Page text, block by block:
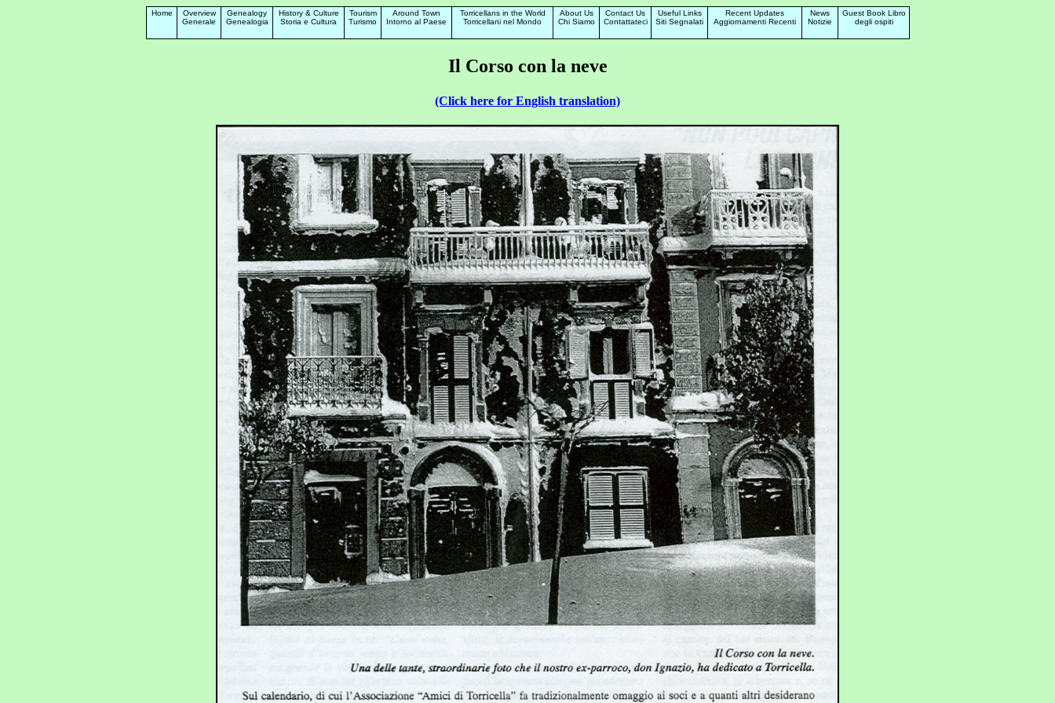
Home
Overview
Generale
Genealogy
Genealogia
History & Culture
Storia e Cultura
Tourism
Turismo
Around Town
Intorno al Paese
Torricellans in the World
Torricellani nel Mondo
About Us
Chi Siamo
Contact Us
Contattateci
Useful Links
Siti Segnalati
Recent Updates
Aggiornamenti Recenti
News
Notizie
Guest Book Libro
degli ospiti
Il Corso con la neve
(Click here for English translation)